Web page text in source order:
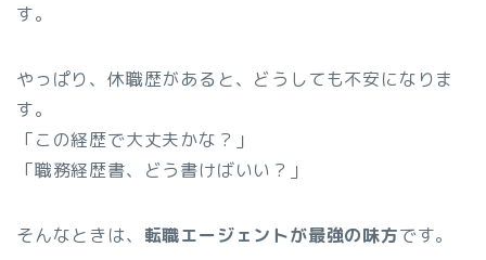
す。
やっぱり、休職歴があると、どうしても不安になりま
す。
「この経歴で大丈夫かな？」
「職務経歴書、どう書けばいい？」
そんなときは、 転職エージェントが最強の味方です。